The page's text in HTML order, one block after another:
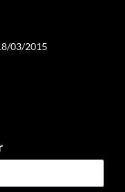
03/2015